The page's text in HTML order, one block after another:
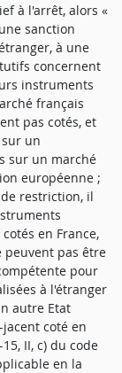
à l'arrêt, alors «
sanction
à une
concernent
instruments
français
pas cotés, et
un
sur un marché
européenne ;
restriction, il
en France,
peuvent pas être
pour
à l'étranger
autre Etat
coté en
II, c) du code
en la